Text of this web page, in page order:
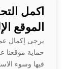
اكمل
الموقع
يرجى إكمال
حماية موقعنا
فيها وسوء